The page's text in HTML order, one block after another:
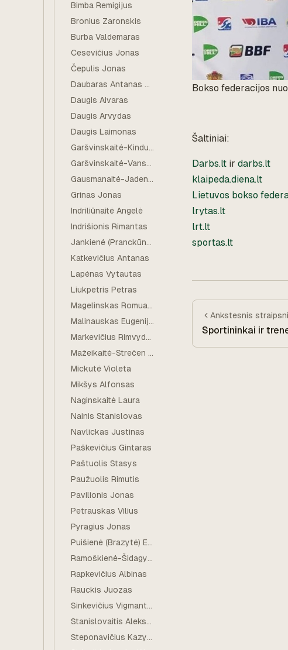
Bimba Remigijus
Bronius Zaronskis
Burba Valdemaras
Cesevičius Jonas
Čepulis Jonas
Daubaras Antanas Rimantas
Daugis Aivaras
Daugis Arvydas
Daugis Laimonas
Garšvinskaitė-Kindurienė Genovaitė
Garšvinskaitė-Vansavičienė Marytė
Gausmanaitė-Jadenkienė Melanija
Grinas Jonas
Indriliūnaitė Angelė
Indrišionis Rimantas
Jankienė (Pranckūnaitė) Zita
Katkevičius Antanas
Lapėnas Vytautas
Liukpetris Petras
Magelinskas Romualdas
Malinauskas Eugenijus
Markevičius Rimvydas
Mažeikaitė-Strečen Sigita
Mickutė Violeta
Mikšys Alfonsas
Naginskaitė Laura
Nainis Stanislovas
Navlickas Justinas
Paškevičius Gintaras
Paštuolis Stasys
Paužuolis Rimutis
Pavilionis Jonas
Petrauskas Vilius
Pyragius Jonas
Puišienė (Brazytė) Elena
Ramoškienė-Šidagytė Genovaitė
Rapkevičius Albinas
Rauckis Juozas
Sinkevičius Vigmantas
Stanislovaitis Aleksas
Steponavičius Kazys Vladas
Bokso federacijos
Šaltiniai:
Darbs.lt ir darbs.lt
klaipeda.diena.lt
Lietuvos bokso
lrytas.lt
lrt.lt
sportas.lt
Ankstesnis
Sportininkai ir